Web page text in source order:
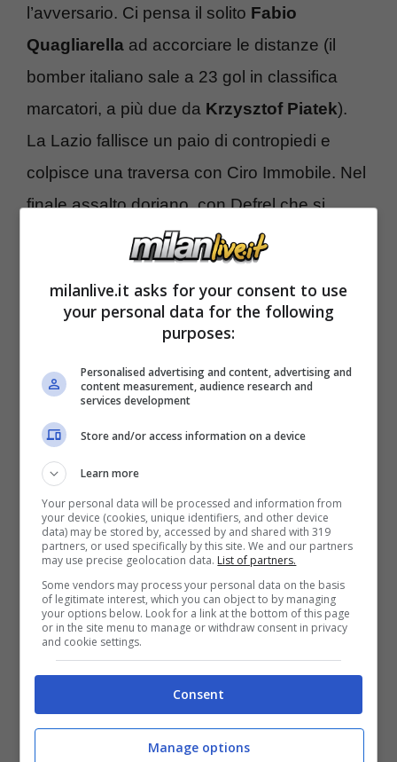
l’avversario. Ci pensa il solito Fabio
Quagliarella ad accorciare le distanze (il
bomber italiano sale a 23 gol in classifica
marcatori, a più due da Krzysztof Piatek).
La Lazio fallisce un paio di contropiedi e
colpisce una traversa con Ciro Immobile. Nel
finale assalto doriano, con Defrel che si
divora un gol da posizione favorevole. Tante
emozioni e ritmi alti nel finale, ma alla fine la
spuntano i biancocelesti.
QUI<-
LaLaziosale a 55 puntiin classifica, a
meno tre dalla
quarta. In attesa che giochino Milane
Atalanta, al momento a +1 sulla Lazio. Nella
biancocelesti ospiteranno proprio l’Atalanta,
in un match da dentro o fuori.
milanlive.it asks for your consent to use
your personal data for the following
purposes:
Personalised advertising and content, advertising and
content measurement, audience research and
services development
Store and/or access information on a device
Learn more
Your personal data will be processed and information from
your device (cookies, unique identifiers, and other device
data) may be stored by, accessed by and shared with 319
partners, or used specifically by this site. We and our partners
may use precise geolocation data. List of partners.
Some vendors may process your personal data on the basis
of legitimate interest, which you can object to by managing
your options below. Look for a link at the bottom of this page
or in the site menu to manage or withdraw consent in privacy
and cookie settings.
Consent
Manage options